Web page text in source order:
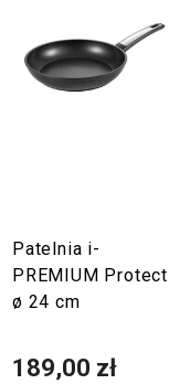
Patelnia i-
PREMIUM Protect
ø 24 cm
189,00 zł